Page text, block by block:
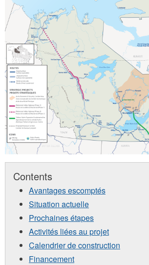
Contents
Avantages escomptés
Situation actuelle
Prochaines étapes
Activités liées au projet
Calendrier de construction
Financement